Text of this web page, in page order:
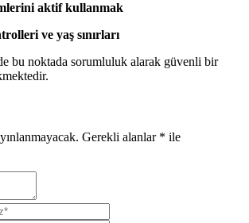
aktif kullanmak
ve yaş sınırları
bu noktada sorumluluk alarak güvenli bir
Gerekli alanlar * ile